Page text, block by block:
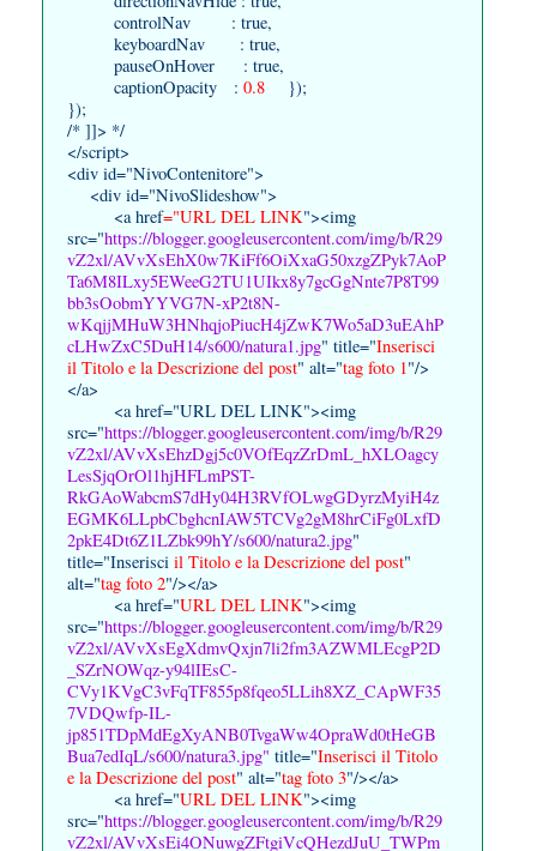
controlNav : true,
keyboardNav : true,
pauseOnHover : true,
captionOpacity : 0.8 });
});
/* ]]> */
</script>
<div id="NivoContenitore">
<div id="NivoSlideshow">
<a href="URL DEL LINK"><img
src="https://blogger.googleusercontent.com/img/b/R29
vZ2xl/AVvXsEhX0w7KiFf6OiXxaG50xzgZPyk7AoP
Ta6M8ILxy5EWeeG2TU1UIkx8y7gcGgNnte7P8T99
bb3sOobmYYVG7N-xP2t8N-
wKqjjMHuW3HNhqjoPiucH4jZwK7Wo5aD3uEAhP
cLHwZxC5DuH14/s600/natura1.jpg" title="Inserisci
il Titolo e la Descrizione del post" alt="tag foto 1"/>
</a>
<a href="URL DEL LINK"><img
src="https://blogger.googleusercontent.com/img/b/R29
vZ2xl/AVvXsEhzDgj5c0VOfEqzZrDmL_hXLOagcy
LesSjqOrOl1hjHFLmPST-
RkGAoWabcmS7dHy04H3RVfOLwgGDyrzMyiH4z
EGMK6LLpbCbghcnIAW5TCVg2gM8hrCiFg0LxfD
2pkE4Dt6Z1LZbk99hY/s600/natura2.jpg"
title="Inserisci il Titolo e la Descrizione del post"
alt="tag foto 2"/></a>
<a href="URL DEL LINK"><img
src="https://blogger.googleusercontent.com/img/b/R29
vZ2xl/AVvXsEgXdmvQxjn7li2fm3AZWMLEcgP2D
_SZrNOWqz-y94lIEsC-
CVy1KVgC3vFqTF855p8fqeo5LLih8XZ_CApWF35
7VDQwfp-IL-
jp851TDpMdEgXyANB0TvgaWw4OpraWd0tHeGB
Bua7edIqL/s600/natura3.jpg" title="Inserisci il Titolo
e la Descrizione del post" alt="tag foto 3"/></a>
<a href="URL DEL LINK"><img
src="https://blogger.googleusercontent.com/img/b/R29
vZ2xl/AVvXsEi4ONuwgZFtgiVcQHezdJuU_TWPm